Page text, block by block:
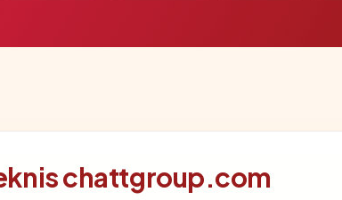
chattgroup.com